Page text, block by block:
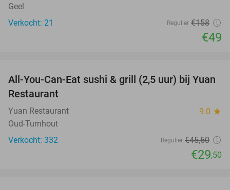
Geel
Verkocht: 21
Regulier €158
€49
35%
All-You-Can-Eat sushi & grill (2,5 uur) bij Yuan
Restaurant
Yuan Restaurant 9.0 star
Oud-Turnhout
Verkocht: 332
Regulier €45,50
€29,50